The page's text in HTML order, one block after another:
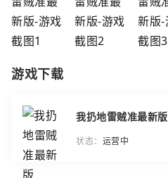
游戏下载
我扔地雷贼准最新版
状态： 运营中